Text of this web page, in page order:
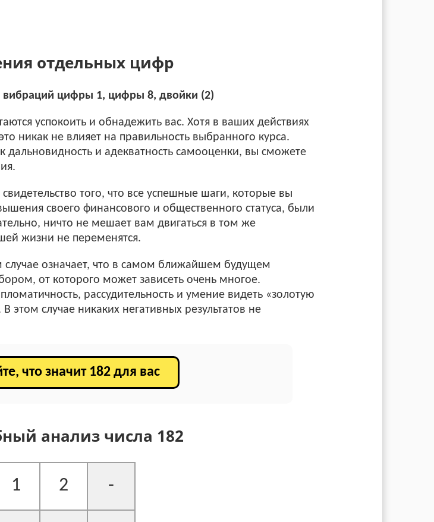
отдельных цифр
вибраций цифры 1, цифры 8, двойки (2)
успокоить и обнадежить вас. Хотя в ваших действиях
никак не влияет на правильность выбранного курса.
дальновидность и адекватность самооценки, вы сможете
того, что все успешные шаги, которые вы
своего финансового и общественного статуса, были
ничто не мешает вам двигаться в том же
жизни не переменятся.
означает, что в самом ближайшем будущем
от которого может зависеть очень многое.
рассудительность и умение видеть «золотую
этом случае никаких негативных результатов не
что значит 182 для вас
анализ числа 182
1 2 -